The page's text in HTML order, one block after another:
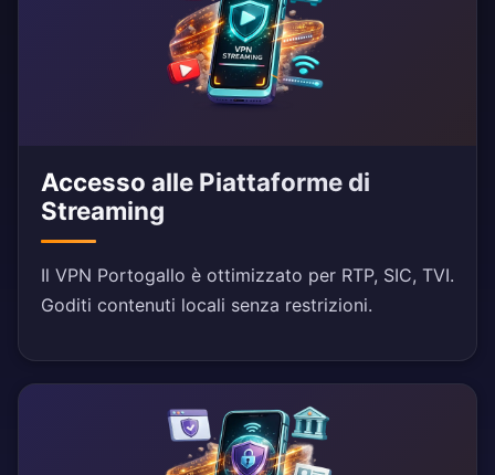
Accesso alle Piattaforme di
Streaming
Il VPN Portogallo è ottimizzato per RTP, SIC, TVI.
Goditi contenuti locali senza restrizioni.